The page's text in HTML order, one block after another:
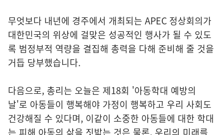
무엇보다 내년에 경주에서 개최되는 APEC 정상회의가
대한민국의 위상에 걸맞은 성공적인 행사가 될 수 있도
록 범정부적 역량을 결집해 총력을 다해 준비해 줄 것을
거듭 당부했습니다.
다음으로, 총리는 오늘은 제18회 '아동학대 예방의
날'로 아동들이 행복해야 가정이 행복하고 우리 사회도
건강해질 수 있다며, 이같이 소중한 아동들에 대한 학대
는 피해 아동의 삶을 짓밟는 것은 물론, 우리의 미래를